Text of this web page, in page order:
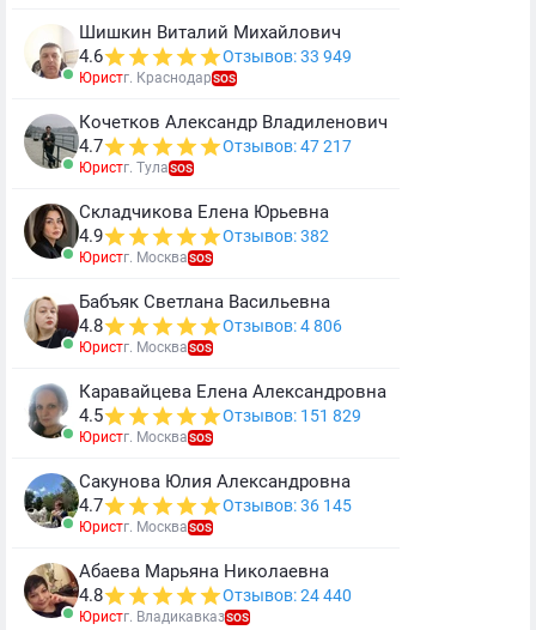
Шишкин Виталий Михайлович
4.6
Отзывов: 33 949
Юристг. КраснодарSOS
Кочетков Александр Владиленович
4.7
Отзывов: 47 217
Юристг. ТулаSOS
Складчикова Елена Юрьевна
4.9
Отзывов: 382
Юристг. МоскваSOS
Бабъяк Светлана Васильевна
4.8
Отзывов: 4 806
Юристг. МоскваSOS
Каравайцева Елена Александровна
4.5
Отзывов: 151 829
Юристг. МоскваSOS
Сакунова Юлия Александровна
4.7
Отзывов: 36 145
Юристг. МоскваSOS
Абаева Марьяна Николаевна
4.8
Отзывов: 24 440
Юристг. ВладикавказSOS